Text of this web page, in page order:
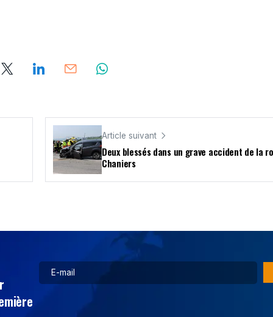
Article suivant
Deux blessés dans un grave accident de la
Chaniers